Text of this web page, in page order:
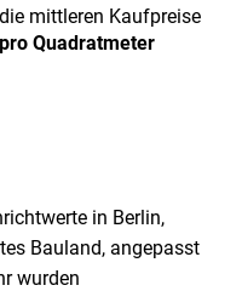
mittleren Kaufpreise
Quadratmeter
in Berlin,
Bauland, angepasst
wurden